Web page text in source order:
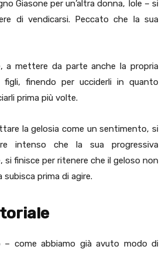
Giasone per un’altra donna, Iole – si
di vendicarsi. Peccato che la sua
a mettere da parte anche la propria
finendo per ucciderli in quanto
prima più volte.
la gelosia come un sentimento, si
intenso che la sua progressiva
si finisce per ritenere che il geloso non
prima di agire.
– come abbiamo già avuto modo di